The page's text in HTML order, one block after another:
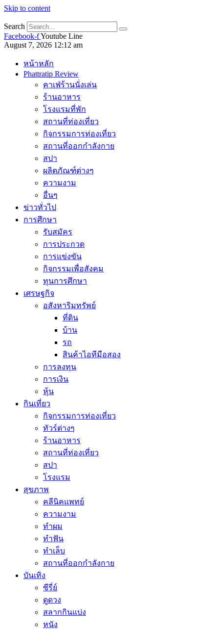
Skip to content
Search
Facebook-fYoutube Line
August 7, 2026 12:12 am
หน้าหลัก
Phattratip Review
คาเฟ่ร้านนั่งเล่น
ร้านอาหาร
โรงแรมที่พัก
สถานที่ท่องเที่ยว
กิจกรรมการท่องเที่ยว
สถานที่ออกกำลังกาย
สปา
ผลิตภัณฑ์ต่างๆ
ความงาม
อื่นๆ
ข่าวทั่วไป
การศึกษา
รับสมัคร
การประกวด
การแข่งขัน
กิจกรรมเพื่อสังคม
ทุนการศึกษา
เศรษฐกิจ
อสังหาริมทรัพย์
ที่ดิน
บ้าน
รถ
สินค้าไอทีมือสอง
การลงทุน
การเงิน
หุ้น
กินเที่ยว
กิจกรรมการท่องเที่ยว
ทัวร์ต่างๆ
ร้านอาหาร
สถานที่ท่องเที่ยว
สปา
โรงแรม
สุขภาพ
คลีนิคแพทย์
ความงาม
ทำผม
ทำฟัน
ทำเล็บ
สถานที่ออกกำลังกาย
บันเทิง
ซีรี่ย์
ดูดวง
สลากกินแบ่ง
หนัง